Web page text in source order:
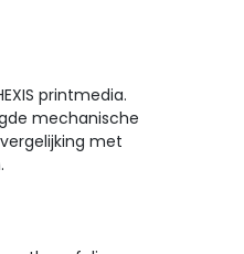
printmedia.
mechanische
met